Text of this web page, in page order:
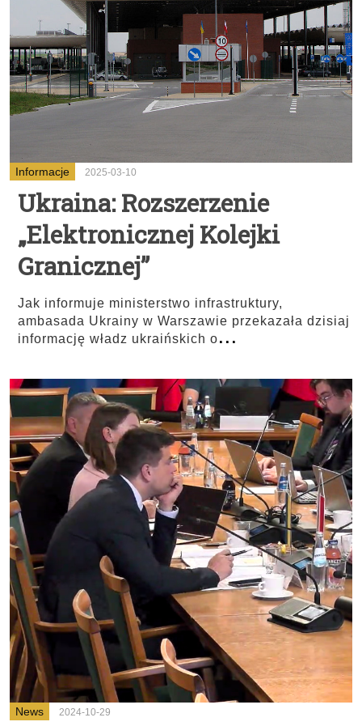
Informacje 2025-03-10
Ukraina: Rozszerzenie
„Elektronicznej Kolejki
Granicznej”
Jak informuje ministerstwo infrastruktury,
ambasada Ukrainy w Warszawie przekazała dzisiaj
informację władz ukraińskich o...
News 2024-10-29